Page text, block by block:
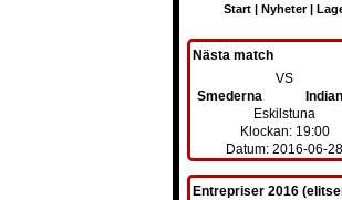
Start | Nyheter|
Nästa match
VS
Smederna
Eskilstuna
Klockan: 19:00
Datum: 2016-06-28
Entrepriser 2016